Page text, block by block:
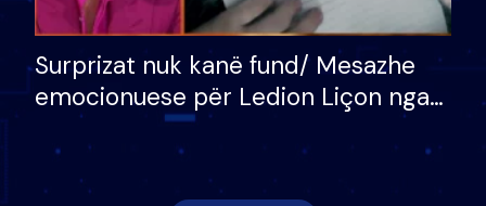
Surprizat nuk kanë fund/ Mesazhe
emocionuese për Ledion Liçon nga
nëna dhe fëmijët e tij, moderatori
nuk i mban dot lotët: Nuk meritoj…